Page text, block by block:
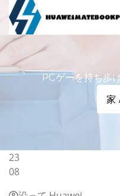
PCゲーを持ち歩
家
23
08